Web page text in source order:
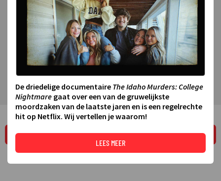
LEES MEER
De driedelige documentaire The Idaho Murders: College
Nightmare gaat over een van de gruwelijkste
moordzaken van de laatste jaren en is een regelrechte
hit op Netflix. Wij vertellen je waarom!
LEES MEER